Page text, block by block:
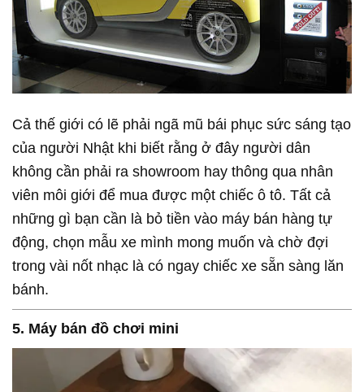
Cả thế giới có lẽ phải ngã mũ bái phục sức sáng tạo
của người Nhật khi biết rằng ở đây người dân
không cần phải ra showroom hay thông qua nhân
viên môi giới để mua được một chiếc ô tô. Tất cả
những gì bạn cần là bỏ tiền vào máy bán hàng tự
động, chọn mẫu xe mình mong muốn và chờ đợi
trong vài nốt nhạc là có ngay chiếc xe sẵn sàng lăn
bánh.
5. Máy bán đồ chơi mini